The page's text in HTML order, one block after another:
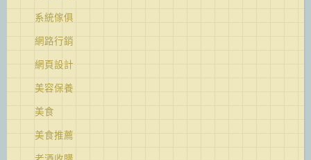
系統傢俱
網路行銷
網頁設計
美容保養
美食
美食推薦